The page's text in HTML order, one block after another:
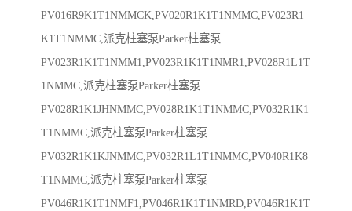
PV016R9K1T1NMMCK,PV020R1K1T1NMMC,PV023R1
K1T1NMMC,派克柱塞泵Parker柱塞泵
PV023R1K1T1NMM1,PV023R1K1T1NMR1,PV028R1L1T
1NMMC,派克柱塞泵Parker柱塞泵
PV028R1K1JHNMMC,PV028R1K1T1NMMC,PV032R1K1
T1NMMC,派克柱塞泵Parker柱塞泵
PV032R1K1KJNMMC,PV032R1L1T1NMMC,PV040R1K8
T1NMMC,派克柱塞泵Parker柱塞泵
PV046R1K1T1NMF1,PV046R1K1T1NMRD,PV046R1K1T